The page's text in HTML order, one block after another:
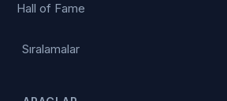
Hall of Fame
Sıralamalar